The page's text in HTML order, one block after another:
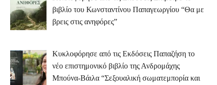
βιβλίο του Κωνσταντίνου Παπαγεωργίου “Θα με
βρεις στις ανηφόρες”
Κυκλοφόρησε από τις Εκδόσεις Παπαζήση το
νέο επιστημονικό βιβλίο της Ανδρομάχης
Μπούνα-Βάιλα “Σεξουαλική σωματεμπορία και